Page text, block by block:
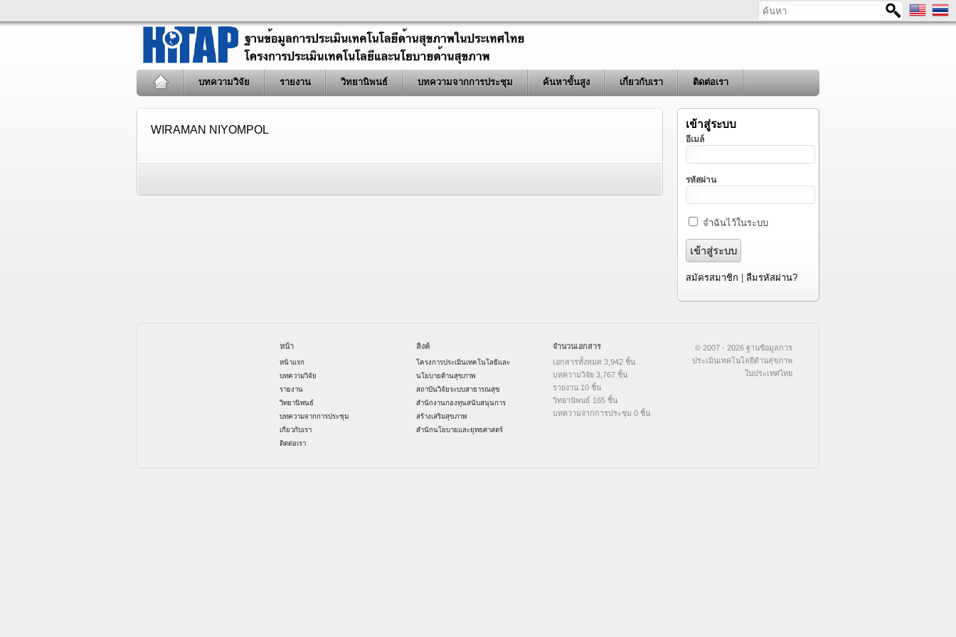
ค้นหา
บทความวิจัย รายงาน วิทยานิพนธ์ บทความจากการประชุม ค้นหาขั้นสูง เกี่ยวกับเรา ติดต่อเรา
WIRAMAN NIYOMPOL เข้าสู่ระบบ
อีเมล์
รหัสผ่าน
จำฉันไว้ในระบบ
สมัครสมาชิก ลืมรหัสผ่าน?
หน้า
หน้าแรก
บทความวิจัย
รายงาน
วิทยานิพนธ์
บทความจากการประชุม
เกี่ยวกับเรา
ติดต่อเรา
ลิงค์
โครงการประเมินเทคโนโลยีและ
นโยบายด้านสุขภาพ
สถาบันวิจัยระบบสาธารณสุข
สำนักงานกองทุนสนับสนุนการ
สร้างเสริมสุขภาพ
สำนักนโยบายและยุทธศาสตร์
จำนวนเอกสาร
เอกสารทั้งหมด 3,942 ชิ้น
บทความวิจัย 3,767 ชิ้น
รายงาน 10 ชิ้น
วิทยานิพนธ์ 165 ชิ้น
บทความจากการประชุม 0 ชิ้น
© 2007 - 2026 ฐานข้อมูลการ
ประเมินเทคโนโลยีด้านสุขภาพ
ในประเทศไทย